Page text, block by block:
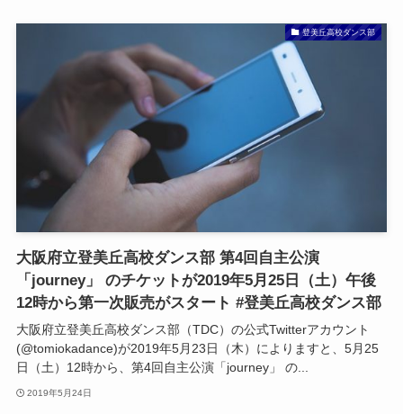
登美丘高校ダンス部
大阪府立登美丘高校ダンス部 第4回自主公演
「journey」 のチケットが2019年5月25日（土）午後
12時から第一次販売がスタート #登美丘高校ダンス部
大阪府立登美丘高校ダンス部（TDC）の公式Twitterアカウント
(@tomiokadance)が2019年5月23日（木）によりますと、5月25
日（土）12時から、第4回自主公演「journey」 の...
2019年5月24日